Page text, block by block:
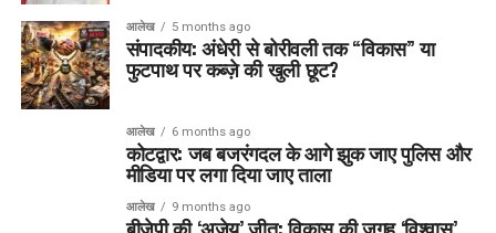
आलेख 5 months ago
संपादकीय: अंधेरी से बोरीवली तक “विकास” या
फुटपाथ पर कब्ज़े की खुली छूट?
आलेख 6 months ago
कोटद्वार: जब बजरंगदल के आगे झुक जाए पुलिस और
मीडिया पर लगा दिया जाए ताला
आलेख 9 months ago